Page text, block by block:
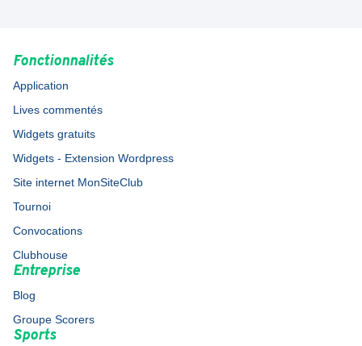
Fonctionnalités
Application
Lives commentés
Widgets gratuits
Widgets - Extension Wordpress
Site internet MonSiteClub
Tournoi
Convocations
Clubhouse
Entreprise
Blog
Groupe Scorers
Sports